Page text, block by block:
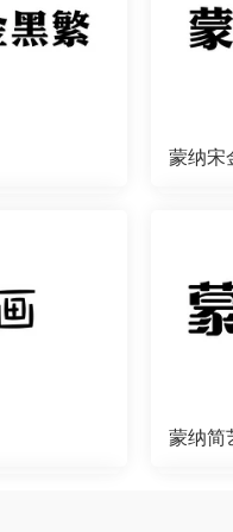
蒙纳宋
蒙纳简